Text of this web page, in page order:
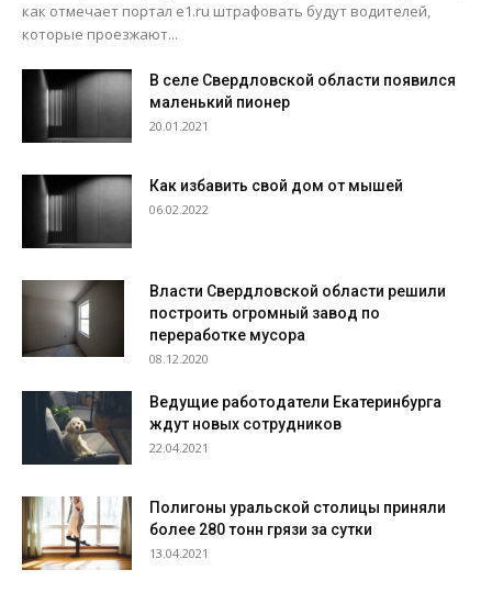
как отмечает портал e1.ru штрафовать будут водителей,
которые проезжают...
В селе Свердловской области появился
маленький пионер
20.01.2021
Как избавить свой дом от мышей
06.02.2022
Власти Свердловской области решили
построить огромный завод по
переработке мусора
08.12.2020
Ведущие работодатели Екатеринбурга
ждут новых сотрудников
22.04.2021
Полигоны уральской столицы приняли
более 280 тонн грязи за сутки
13.04.2021